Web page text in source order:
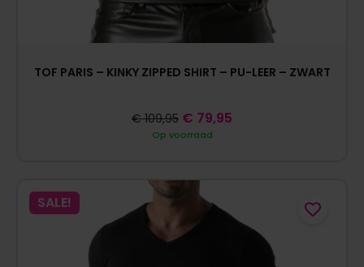
TOF PARIS – KINKY ZIPPED SHIRT – PU-LEER – ZWART
Op voorraad
€109,95 € 79,95
SALE!